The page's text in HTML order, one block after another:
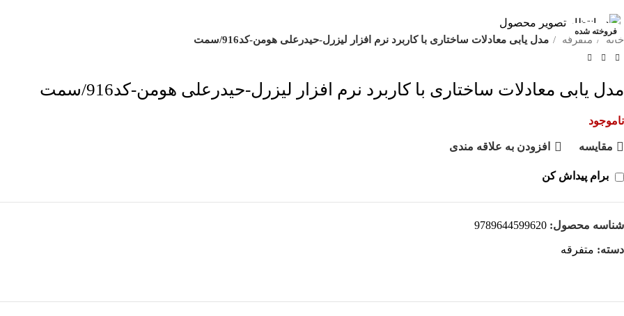
فروخته شده
خانه متفرقه مدل یابی معادلات ساختاری با کاربرد نرم افزار لیزرل-حیدرعلی هومن-کد916/سمت
مدل یابی معادلات ساختاری با کاربرد نرم افزار لیزرل-حیدرعلی هومن-کد916/سمت
ناموجود
مقايسه افزودن به علاقه مندی
برام پیداش کن
شناسه محصول: 9789644599620
دسته: متفرقه